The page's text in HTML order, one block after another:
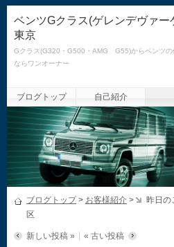
ベンツGクラス(ゲレンデヴァ
東京
Gクラス(G320・G500・AMG G55)からベンツの
ならワンオーナー
ブログトップ 自己紹介
ブログトップ> お客様紹介 >
昨日
区
新しい投稿 » « 古い投稿